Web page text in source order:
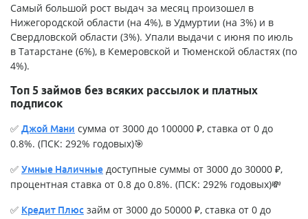
Самый большой рост выдач за месяц произошел в
Нижегородской области (на 4%), в Удмуртии (на 3%) и в
Свердловской области (3%). Упали выдачи с июня по июль
в Татарстане (6%), в Кемеровской и Тюменской областях (по
4%).
Топ 5 займов без всяких рассылок и платных
подписок
✅ Джой Мани сумма от 3000 до 100000 ₽, ставка от 0 до
0.8%. (ПСК: 292% годовых)🎯
✅ Умные Наличные доступные суммы от 3000 до 30000 ₽,
процентная ставка от 0.8 до 0.8%. (ПСК: 292% годовых)💸
✅ Кредит Плюс займ от 3000 до 50000 ₽, ставка от 0 до